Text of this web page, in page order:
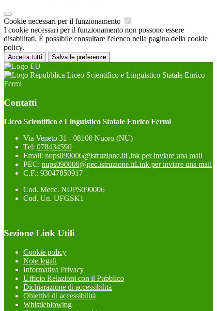
Cookie necessari per il funzionamento
I cookie necessari per il funzionamento non possono essere
disabilitati. È possibile consultare l'elenco nella pagina della cookie
policy.
Accetta tutti Salva le preferenze
Liceo Scientifico e Linguistico Statale Enrico
Fermi
Contatti
Liceo Scientifico e Linguistico Statale Enrico Fermi
Via Veneto 31 - 08100 Nuoro (NU)
Tel: 078434590
Email: nups090006@istruzione.itLink per inviare una mail
PEC: nups090006@pec.istruzione.itLink per inviare una mail
C.F.: 93047850917
Cod. Mecc. NUPS090006
Cod. Un. UFGSK1
Sezione Link Utili
Cookie policy
Note legali
Informativa Privacy
Ufficio Relazioni con il Pubblico
Dichiarazione di accessibilità
Obiettivi di accessibilità
Whistleblowing